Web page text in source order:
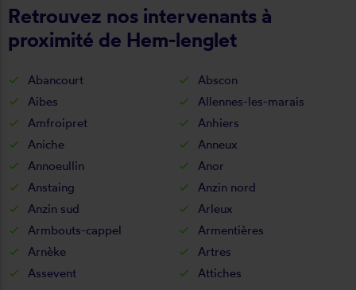
Retrouvez nos intervenants à
proximité de Hem-lenglet
Abancourt
Abscon
Aibes
Allennes-les-marais
Amfroipret
Anhiers
Aniche
Anneux
Annoeullin
Anor
Anstaing
Anzin nord
Anzin sud
Arleux
Armbouts-cappel
Armentières
Arnèke
Artres
Assevent
Attiches